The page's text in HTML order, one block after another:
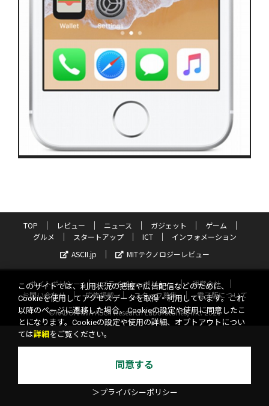
TOP レビュー ニュース ガジェット
ゲーム
グルメ
スタートアップ ICT
インフォメーション
ASCII.jp
MITテクノロジーレビュー
サイトポリシー プライバシーポリシー
運営会社
お問い合わせ
広告掲載 スタッフ募集
電子版について
©KADOKAWA ASCII Research Laboratories, Inc. 2026
このサイトでは、利用状況の把握や広告配信などのために、
Cookieを使用してアクセスデータを取得・利用しています。これ
以降のページに遷移した場合、Cookieの設定や使用に同意したこ
とになります。Cookieの設定や使用の詳細、オプトアウトについ
ては詳細 をご覧ください。
同意する
＞プライバシーポリシー